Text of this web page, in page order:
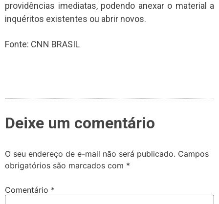
providências imediatas, podendo anexar o material a
inquéritos existentes ou abrir novos.
Fonte: CNN BRASIL
Deixe um comentário
O seu endereço de e-mail não será publicado. Campos
obrigatórios são marcados com *
Comentário *